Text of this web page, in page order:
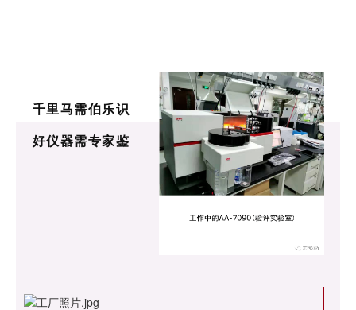
千里马需伯乐识
好仪器需专家鉴